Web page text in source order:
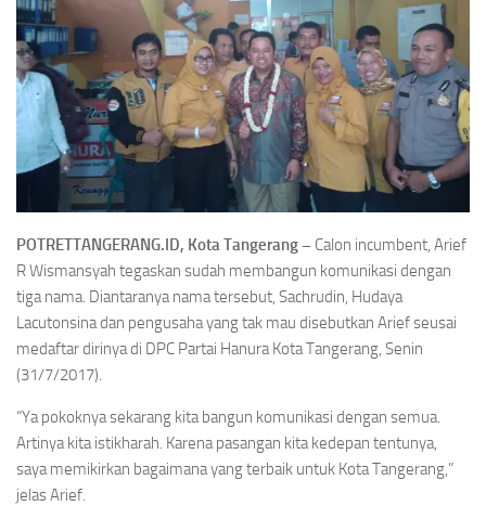
POTRETTANGERANG.ID, Kota Tangerang – Calon incumbent, Arief
R Wismansyah tegaskan sudah membangun komunikasi dengan
tiga nama. Diantaranya nama tersebut, Sachrudin, Hudaya
Lacutonsina dan pengusaha yang tak mau disebutkan Arief seusai
medaftar dirinya di DPC Partai Hanura Kota Tangerang, Senin
(31/7/2017).
“Ya pokoknya sekarang kita bangun komunikasi dengan semua.
Artinya kita istikharah. Karena pasangan kita kedepan tentunya,
saya memikirkan bagaimana yang terbaik untuk Kota Tangerang,”
jelas Arief.